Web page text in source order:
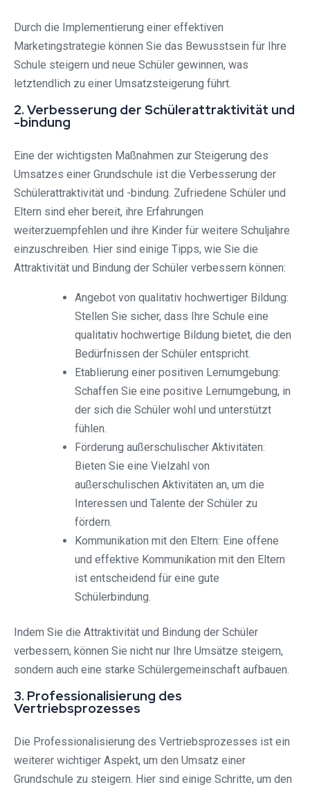
Durch die Implementierung einer effektiven
Marketingstrategie können Sie das Bewusstsein für Ihre
Schule steigern und neue Schüler gewinnen, was
letztendlich zu einer Umsatzsteigerung führt.
2. Verbesserung der Schülerattraktivität und
-bindung
Eine der wichtigsten Maßnahmen zur Steigerung des
Umsatzes einer Grundschule ist die Verbesserung der
Schülerattraktivität und -bindung. Zufriedene Schüler und
Eltern sind eher bereit, ihre Erfahrungen
weiterzuempfehlen und ihre Kinder für weitere Schuljahre
einzuschreiben. Hier sind einige Tipps, wie Sie die
Attraktivität und Bindung der Schüler verbessern können:
Angebot von qualitativ hochwertiger Bildung:
Stellen Sie sicher, dass Ihre Schule eine
qualitativ hochwertige Bildung bietet, die den
Bedürfnissen der Schüler entspricht.
Etablierung einer positiven Lernumgebung:
Schaffen Sie eine positive Lernumgebung, in
der sich die Schüler wohl und unterstützt
fühlen.
Förderung außerschulischer Aktivitäten:
Bieten Sie eine Vielzahl von
außerschulischen Aktivitäten an, um die
Interessen und Talente der Schüler zu
fördern.
Kommunikation mit den Eltern: Eine offene
und effektive Kommunikation mit den Eltern
ist entscheidend für eine gute
Schülerbindung.
Indem Sie die Attraktivität und Bindung der Schüler
verbessern, können Sie nicht nur Ihre Umsätze steigern,
sondern auch eine starke Schülergemeinschaft aufbauen.
3. Professionalisierung des
Vertriebsprozesses
Die Professionalisierung des Vertriebsprozesses ist ein
weiterer wichtiger Aspekt, um den Umsatz einer
Grundschule zu steigern. Hier sind einige Schritte, um den